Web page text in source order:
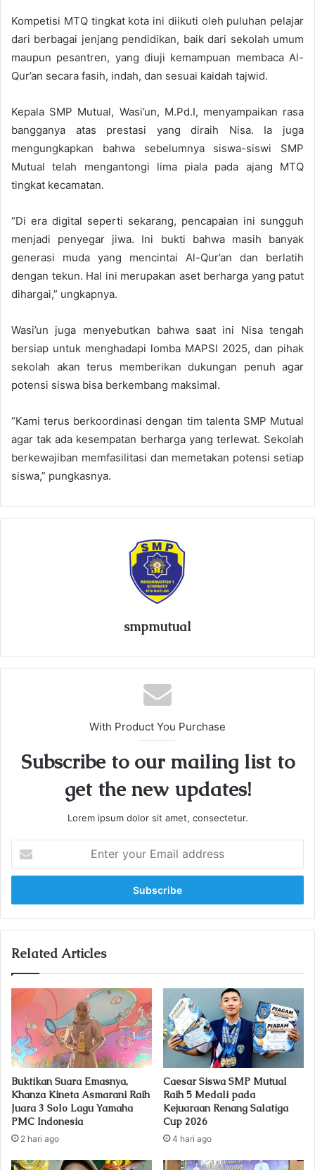
Kompetisi MTQ tingkat kota ini diikuti oleh puluhan pelajar
dari berbagai jenjang pendidikan, baik dari sekolah umum
maupun pesantren, yang diuji kemampuan membaca Al-
Qur’an secara fasih, indah, dan sesuai kaidah tajwid.
Kepala SMP Mutual, Wasi’un, M.Pd.I, menyampaikan rasa
bangganya atas prestasi yang diraih Nisa. Ia juga
mengungkapkan bahwa sebelumnya siswa-siswi SMP
Mutual telah mengantongi lima piala pada ajang MTQ
tingkat kecamatan.
“Di era digital seperti sekarang, pencapaian ini sungguh
menjadi penyegar jiwa. Ini bukti bahwa masih banyak
generasi muda yang mencintai Al-Qur’an dan berlatih
dengan tekun. Hal ini merupakan aset berharga yang patut
dihargai,” ungkapnya.
Wasi’un juga menyebutkan bahwa saat ini Nisa tengah
bersiap untuk menghadapi lomba MAPSI 2025, dan pihak
sekolah akan terus memberikan dukungan penuh agar
potensi siswa bisa berkembang maksimal.
“Kami terus berkoordinasi dengan tim talenta SMP Mutual
agar tak ada kesempatan berharga yang terlewat. Sekolah
berkewajiban memfasilitasi dan memetakan potensi setiap
siswa,” pungkasnya.
smpmutual
With Product You Purchase
Subscribe to our mailing list to
get the new updates!
Lorem ipsum dolor sit amet, consectetur.
t
r
y
u
E
m
a
a
d
d
r
e
s
s
Related Articles
Buktikan Suara Emasnya,
Khanza Kineta Asmarani Raih
Juara 3 Solo Lagu Yamaha
PMC Indonesia
2 hari ago
Caesar Siswa SMP Mutual
Raih 5 Medali pada
Kejuaraan Renang Salatiga
Cup 2026
4 hari ago